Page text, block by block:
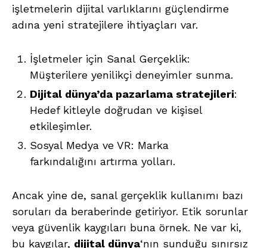
işletmelerin dijital varlıklarını güçlendirme
adına yeni stratejilere ihtiyaçları var.
İşletmeler için Sanal Gerçeklik:
Müşterilere yenilikçi deneyimler sunma.
Dijital dünya’da pazarlama stratejileri:
Hedef kitleyle doğrudan ve kişisel
etkileşimler.
Sosyal Medya ve VR: Marka
farkındalığını artırma yolları.
Ancak yine de, sanal gerçeklik kullanımı bazı
soruları da beraberinde getiriyor. Etik sorunlar
veya güvenlik kaygıları buna örnek. Ne var ki,
bu kaygılar, dijital dünya‘nın sunduğu sınırsız